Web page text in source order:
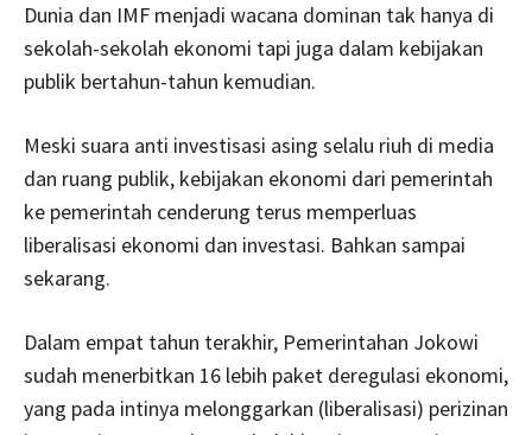
Dunia dan IMF menjadi wacana dominan tak hanya di
sekolah-sekolah ekonomi tapi juga dalam kebijakan
publik bertahun-tahun kemudian.
Meski suara anti investisasi asing selalu riuh di media
dan ruang publik, kebijakan ekonomi dari pemerintah
ke pemerintah cenderung terus memperluas
liberalisasi ekonomi dan investasi. Bahkan sampai
sekarang.
Dalam empat tahun terakhir, Pemerintahan Jokowi
sudah menerbitkan 16 lebih paket deregulasi ekonomi,
yang pada intinya melonggarkan (liberalisasi) perizinan